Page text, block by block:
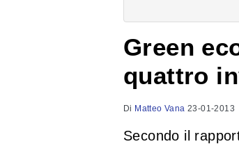
Green
quattro
Di Matteo Vana 23-01-2013
Secondo il